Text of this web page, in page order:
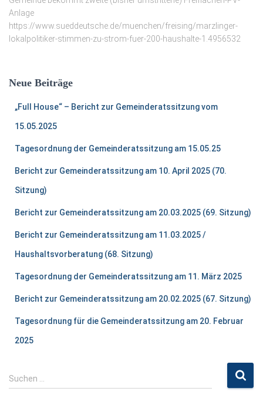
Anlage
https://www.sueddeutsche.de/muenchen/freising/marzlinger-
lokalpolitiker-stimmen-zu-strom-fuer-200-haushalte-1.4956532
Neue Beiträge
„Full House“ – Bericht zur Gemeinderatssitzung vom
15.05.2025
Tagesordnung der Gemeinderatssitzung am 15.05.25
Bericht zur Gemeinderatssitzung am 10. April 2025 (70.
Sitzung)
Bericht zur Gemeinderatssitzung am 20.03.2025 (69. Sitzung)
Bericht zur Gemeinderatssitzung am 11.03.2025 /
Haushaltsvorberatung (68. Sitzung)
Tagesordnung der Gemeinderatssitzung am 11. März 2025
Bericht zur Gemeinderatssitzung am 20.02.2025 (67. Sitzung)
Tagesordnung für die Gemeinderatssitzung am 20. Februar
2025
S
u
Suchen …